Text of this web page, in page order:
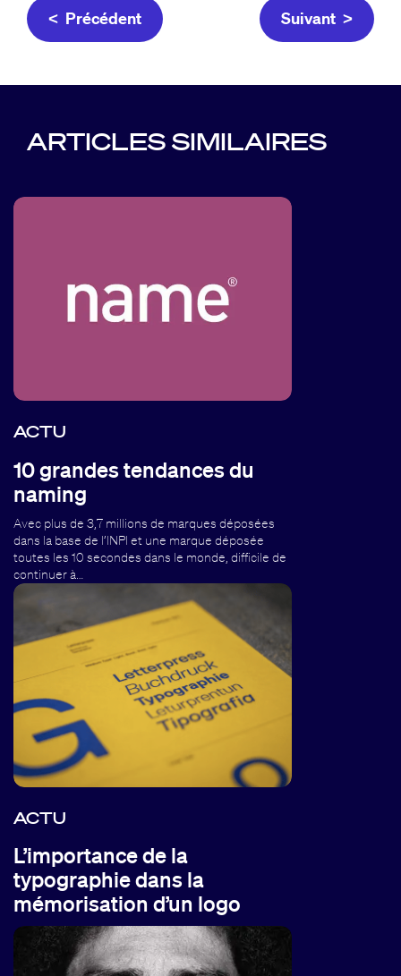
< Précédent Suivant >
ARTICLES SIMILAIRES
ACTU
10 grandes tendances du
naming
Avec plus de 3,7 millions de marques déposées
dans la base de l’INPI et une marque déposée
toutes les 10 secondes dans le monde, difficile de
continuer à…
ACTU
L’importance de la
typographie dans la
mémorisation d’un logo